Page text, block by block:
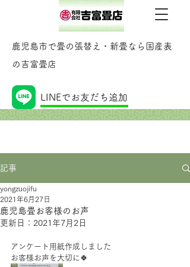
鹿児島市で畳の張替え・新畳なら国産表
の吉富畳店
LINEでお友だち追加
記事
記事
鹿児島畳お客様のお声
yongzuojifu
2021年6月27日
更新日： 2021年7月2日
アンケート用紙作成しました
お客様お声を大切に🍀